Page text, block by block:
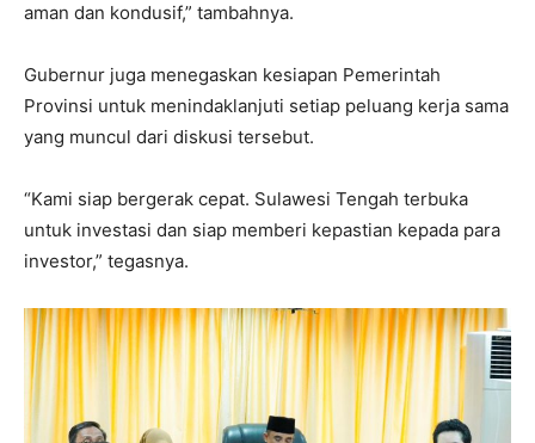
aman dan kondusif,” tambahnya.
Gubernur juga menegaskan kesiapan Pemerintah
Provinsi untuk menindaklanjuti setiap peluang kerja sama
yang muncul dari diskusi tersebut.
“Kami siap bergerak cepat. Sulawesi Tengah terbuka
untuk investasi dan siap memberi kepastian kepada para
investor,” tegasnya.